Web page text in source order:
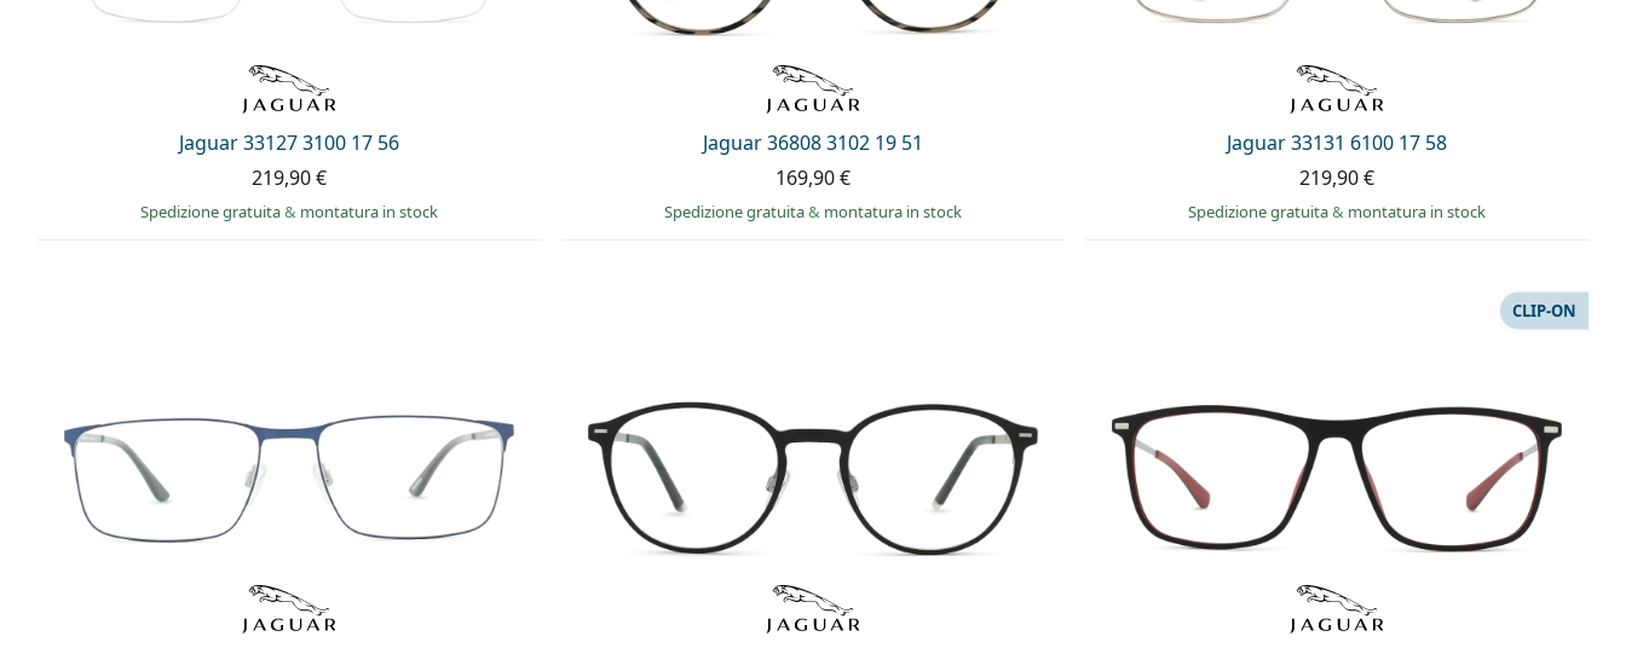
Jaguar 33127 3100 17 56
219,90 €
Spedizione gratuita& montatura in stock
Jaguar 36808 3102 19 51
169,90 €
Spedizione gratuita& montatura in stock
Jaguar 33131 6100 17 58
219,90 €
Spedizione gratuita& montatura in stock
CLIP-ON